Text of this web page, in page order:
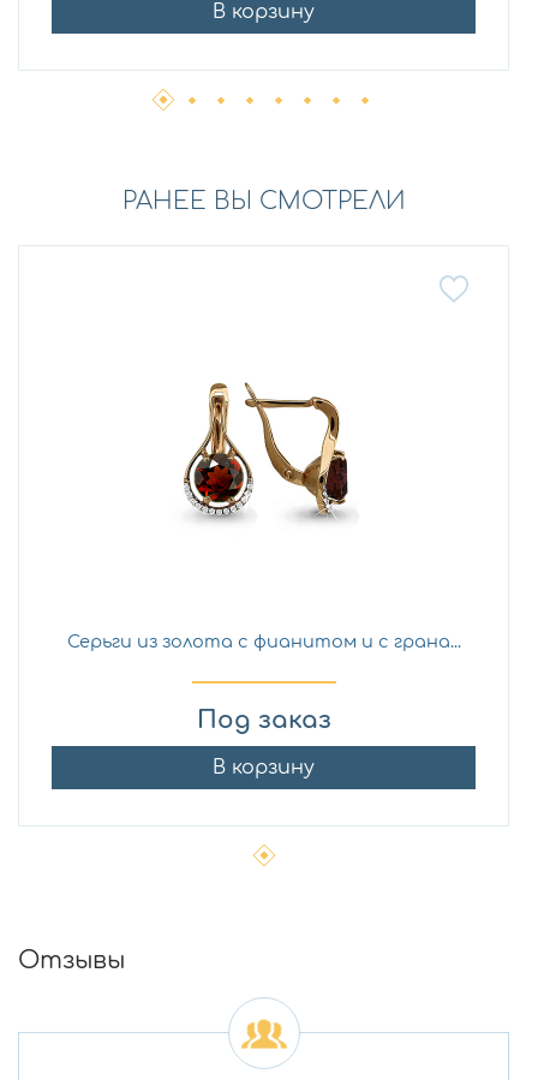
В корзину
РАНЕЕ ВЫ СМОТРЕЛИ
Серьги из золота с фианитом и с грана...
Под заказ
В корзину
Отзывы